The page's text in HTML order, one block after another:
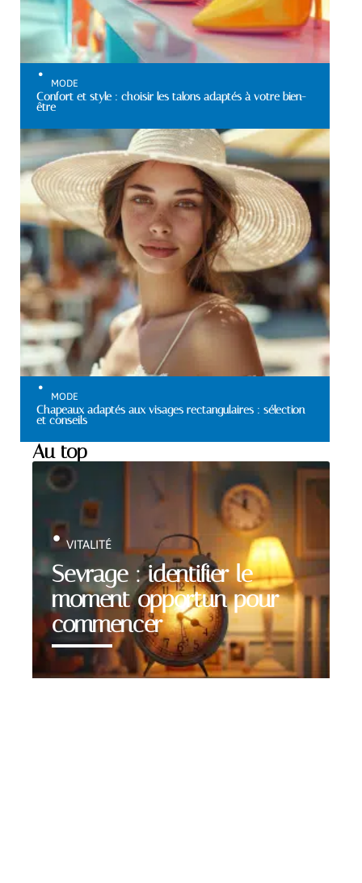
MODE
Confort et style : choisir les talons adaptés à votre bien-
être
MODE
Chapeaux adaptés aux visages rectangulaires : sélection
et conseils
Au top
Sevrage : identifier le
moment opportun pour
commencer
VITALITÉ